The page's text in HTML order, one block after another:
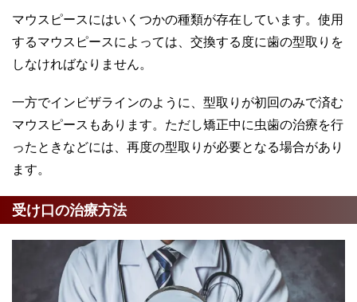
マウスピースにはいくつかの種類が存在しています。使用
するマウスピースによっては、交換する度に歯の型取りを
しなければなりません。
一方でインビザラインのように、型取りが初回のみで済む
マウスピースもあります。ただし矯正中に虫歯の治療を行
ったときなどには、再度の型取りが必要となる場合があり
ます。
受け口の治療方法